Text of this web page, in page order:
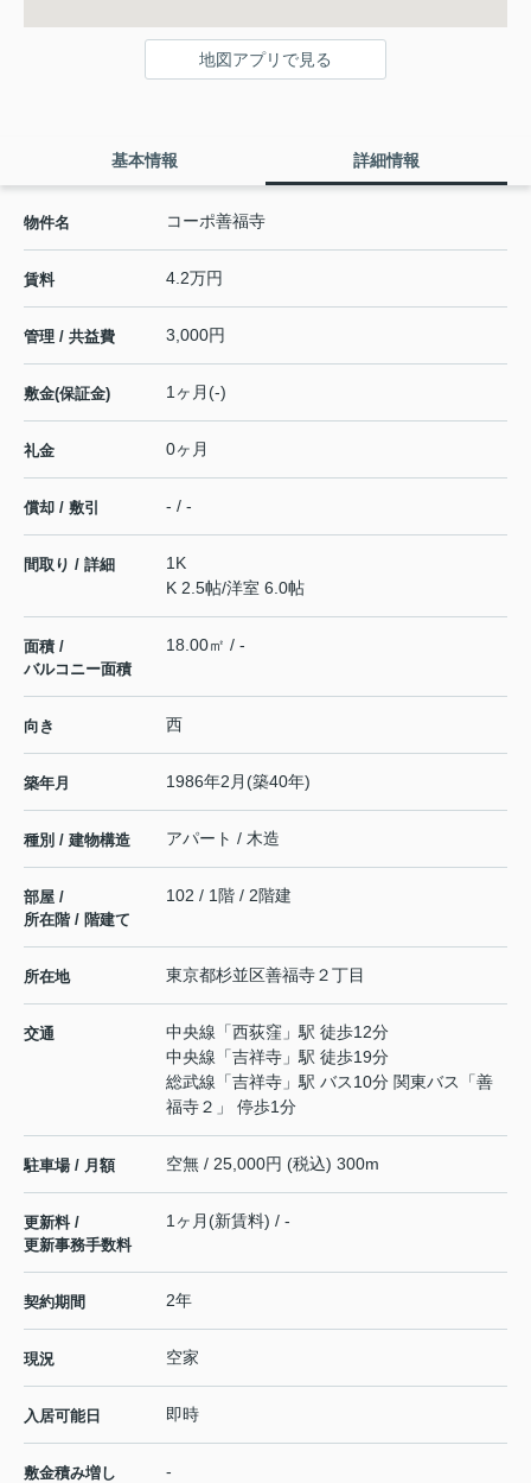
地図アプリで見る
基本情報 詳細情報
物件名 コーポ善福寺
賃料 4.2万円
管理 / 共益費 3,000円
敷金(保証金) 1ヶ月(-)
礼金 0ヶ月
償却 / 敷引 - / -
間取り / 詳細
1K
K 2.5帖/洋室 6.0帖
面積 /
バルコニー面積
18.00㎡ / -
向き 西
築年月 1986年2月(築40年)
種別 / 建物構造 アパート / 木造
部屋 /
所在階 / 階建て
102 / 1階 / 2階建
所在地 東京都杉並区善福寺２丁目
交通 中央線 「西荻窪 」駅 徒歩12分
中央線 「吉祥寺 」駅 徒歩19分
総武線 「吉祥寺 」駅 バス10分 関東バス「善
福寺２」 停歩1分
駐車場 / 月額 空無 / 25,000円 (税込) 300m
更新料 /
更新事務手数料
1ヶ月(新賃料) / -
契約期間 2年
現況 空家
入居可能日 即時
敷金積み増し -